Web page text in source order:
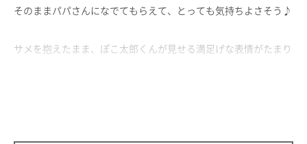
そのままパパさんになでてもらえて、とっても気持ちよさそう♪
サメを抱えたまま、ぽこ太郎くんが見せる満足げな表情がたまり